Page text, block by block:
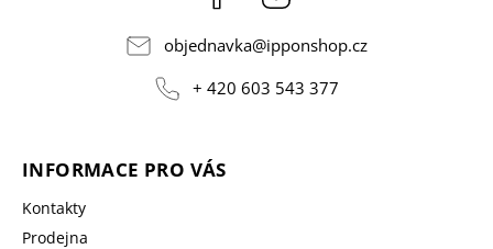
objednavka@ipponshop.cz
+ 420 603 543 377
INFORMACE PRO VÁS
Kontakty
Prodejna